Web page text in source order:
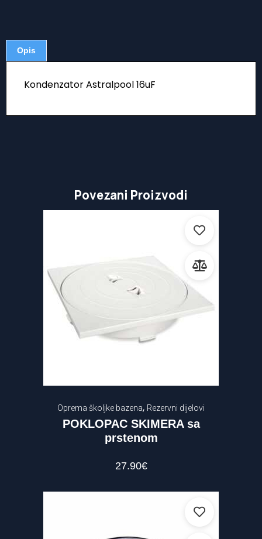
Opis
Kondenzator Astralpool 16uF
Povezani Proizvodi
Oprema školjke bazena, Rezervni dijelovi
POKLOPAC SKIMERA sa
prstenom
27.90€